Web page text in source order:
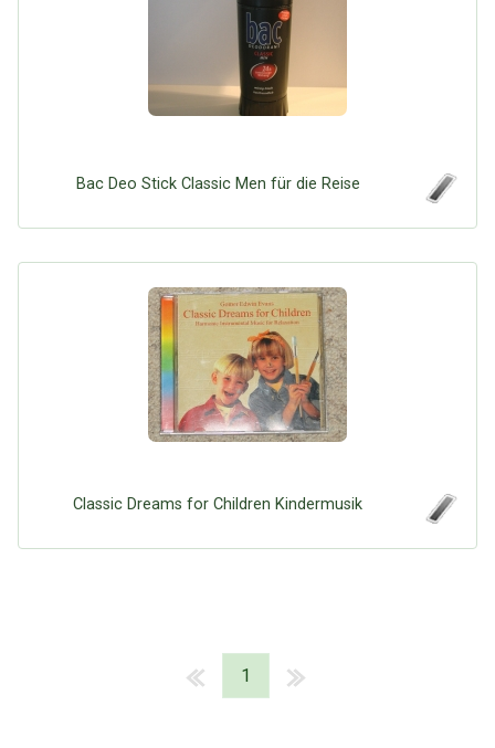
Bac Deo Stick Classic Men für die Reise
Classic Dreams for Children Kindermusik
1